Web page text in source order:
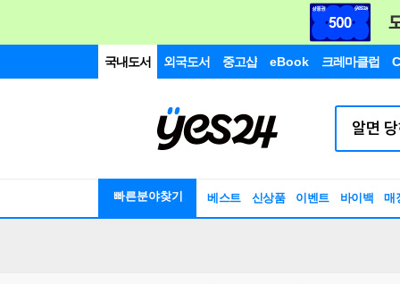
국내도서 외국도서 중고샵 eBook 크레마클럽
빠른분야찾기 베스트 신상품 이벤트 바이백 매